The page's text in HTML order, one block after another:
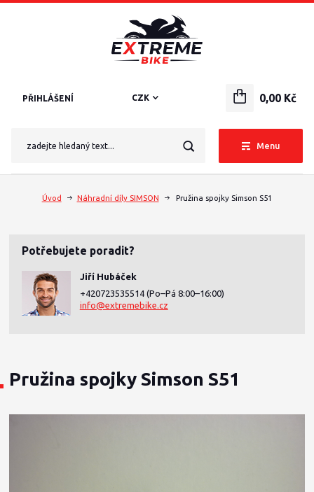
Menu
CZK
PŘIHLÁŠENÍ 0,00 Kč
Úvod Náhradní díly SIMSON Pružina spojky Simson S51
Potřebujete poradit?
Jiří Hubáček
+420723535514 (Po–Pá 8:00–16:00)
info@extremebike.cz
Pružina spojky Simson S51